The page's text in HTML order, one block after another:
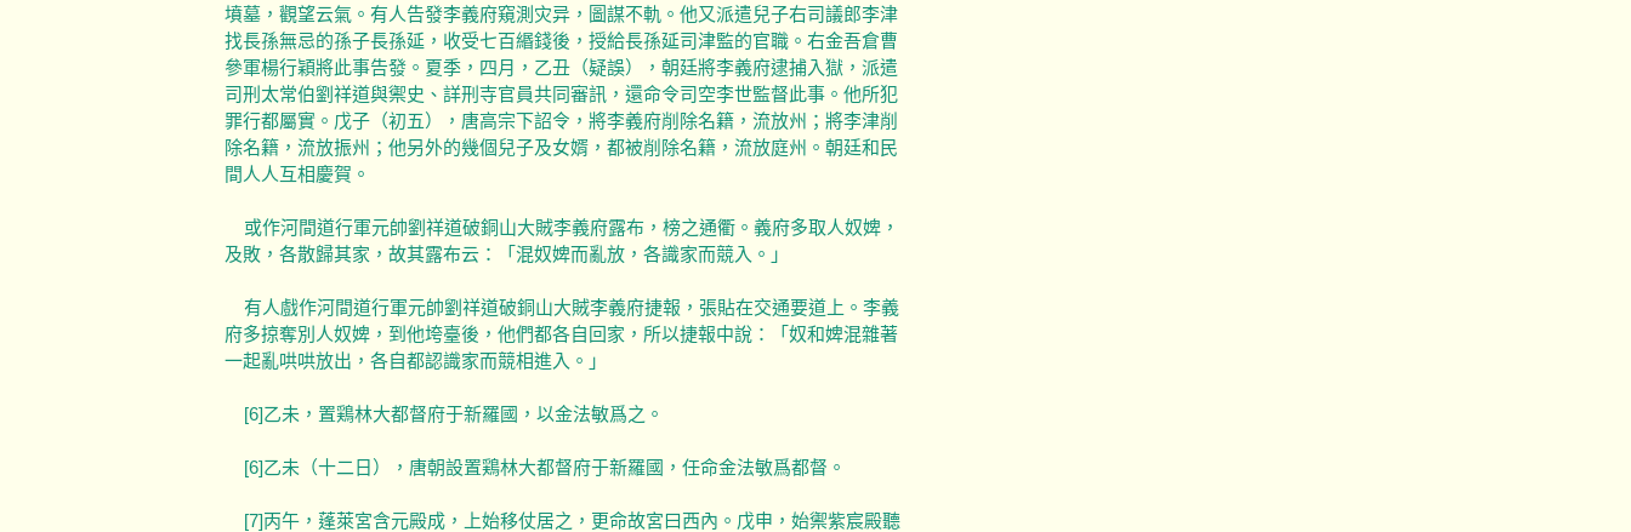
墳墓，觀望云氣。有人告發李義府窺測灾异，圖謀不軌。他又派遣兒子右司議郎李津
找長孫無忌的孫子長孫延，收受七百緡錢後，授給長孫延司津監的官職。右金吾倉曹
參軍楊行穎將此事告發。夏季，四月，乙丑（疑誤），朝廷將李義府逮捕入獄，派遣
司刑太常伯劉祥道與禦史、詳刑寺官員共同審訊，還命令司空李世監督此事。他所犯
罪行都屬實。戊子（初五），唐高宗下詔令，將李義府削除名籍，流放州；將李津削
除名籍，流放振州；他另外的幾個兒子及女婿，都被削除名籍，流放庭州。朝廷和民
間人人互相慶賀。
或作河間道行軍元帥劉祥道破銅山大賊李義府露布，榜之通衢。義府多取人奴婢，
及敗，各散歸其家，故其露布云：「混奴婢而亂放，各識家而競入。」
有人戲作河間道行軍元帥劉祥道破銅山大賊李義府捷報，張貼在交通要道上。李義
府多掠奪別人奴婢，到他垮臺後，他們都各自回家，所以捷報中說：「奴和婢混雜著
一起亂哄哄放出，各自都認識家而競相進入。」
[6]乙未，置鶏林大都督府于新羅國，以金法敏爲之。
[6]乙未（十二日），唐朝設置鶏林大都督府于新羅國，任命金法敏爲都督。
[7]丙午，蓬萊宮含元殿成，上始移仗居之，更命故宮曰西內。戊申，始禦紫宸殿聽